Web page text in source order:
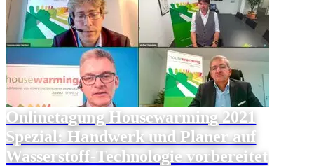
Onlinetagung Housewarming 2021
Spezial: Handwerk und Planer auf
Wasserstoff-Technologie vorbereitet